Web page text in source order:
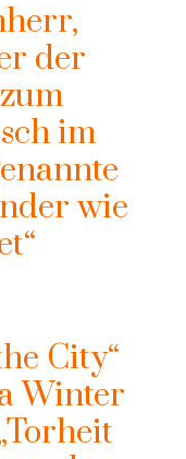
der
im
wie
City“
Winter